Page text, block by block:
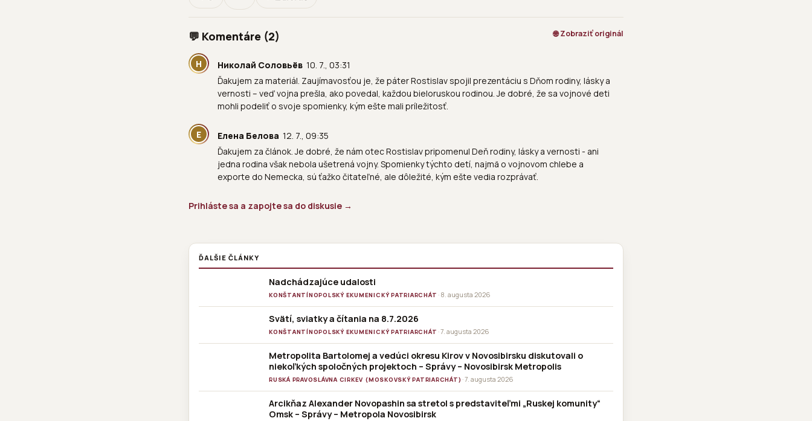
💬 Komentáre (2) 🌐 Zobraziť originál
Н Николай Соловьёв 10. 7., 03:31
Ďakujem za materiál. Zaujímavosťou je, že páter Rostislav spojil prezentáciu s Dňom rodiny, lásky a
vernosti – veď vojna prešla, ako povedal, každou bieloruskou rodinou. Je dobré, že sa vojnové deti
mohli podeliť o svoje spomienky, kým ešte mali príležitosť.
Е Елена Белова 12. 7., 09:35
Ďakujem za článok. Je dobré, že nám otec Rostislav pripomenul Deň rodiny, lásky a vernosti - ani
jedna rodina však nebola ušetrená vojny. Spomienky týchto detí, najmä o vojnovom chlebe a
exporte do Nemecka, sú ťažko čitateľné, ale dôležité, kým ešte vedia rozprávať.
Prihláste sa a zapojte sa do diskusie →
ĎALŠIE ČLÁNKY
Nadchádzajúce udalosti
KONŠTANTÍNOPOLSKÝ EKUMENICKÝ PATRIARCHÁT · 8. augusta 2026
Svätí, sviatky a čítania na 8.7.2026
KONŠTANTÍNOPOLSKÝ EKUMENICKÝ PATRIARCHÁT · 7. augusta 2026
Metropolita Bartolomej a vedúci okresu Kirov v Novosibirsku diskutovali o
niekoľkých spoločných projektoch – Správy – Novosibirsk Metropolis
RUSKÁ PRAVOSLÁVNA CIRKEV (MOSKOVSKÝ PATRIARCHÁT) · 7. augusta 2026
Arcikňaz Alexander Novopashin sa stretol s predstaviteľmi „Ruskej komunity“
Omsk – Správy – Metropola Novosibirsk